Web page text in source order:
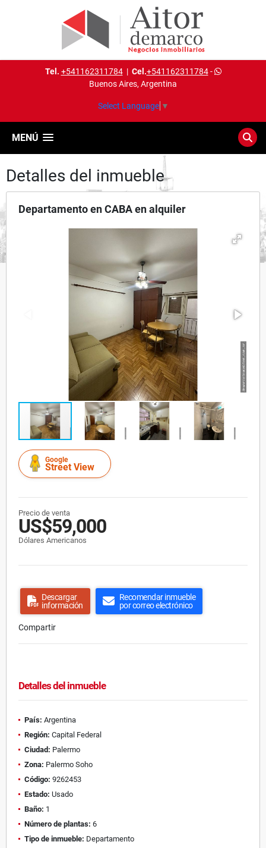
Tel. +541162311784| Cel.+541162311784-
Buenos Aires, Argentina
Select Language ▼
MENÚ
Detalles del inmueble
Departamento en CABA en alquiler
Google
Street View
Precio de venta
US$59,000
Dólares Americanos
Descargar
información
Recomendar inmueble
por correo electrónico
Compartir
Detalles del inmueble
País: Argentina
Región: Capital Federal
Ciudad: Palermo
Zona: Palermo Soho
Código: 9262453
Estado: Usado
Baño: 1
Número de plantas: 6
Tipo de inmueble: Departamento